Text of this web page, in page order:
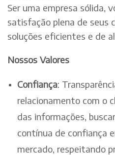
Ser uma empresa sólida,
satisfação plena de seus
soluções eficientes e de
Nossos Valores
Confiança:
relacionamento com o
das informações,
contínua de confiança
mercado, respeitando